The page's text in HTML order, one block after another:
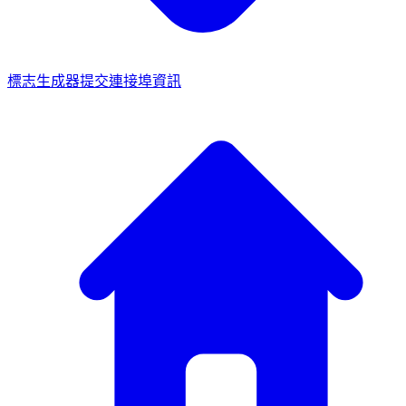
標志生成器提交連接埠資訊